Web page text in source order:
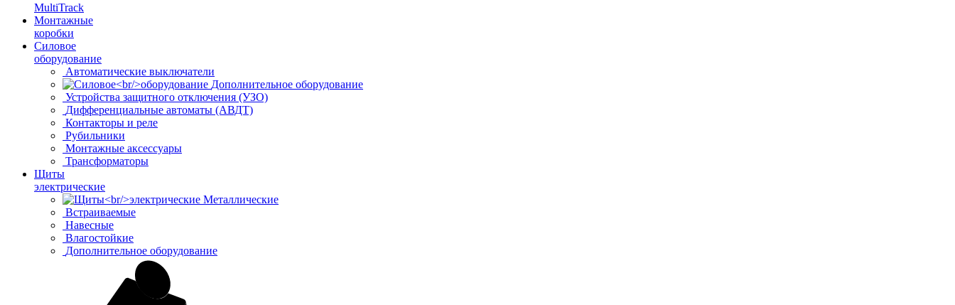
MultiTrack
Монтажные
коробки
Силовое
оборудование
Автоматические выключатели
Дополнительное оборудование
Устройства защитного отключения (УЗО)
Дифференциальные автоматы (АВДТ)
Контакторы и реле
Рубильники
Монтажные аксессуары
Трансформаторы
Щиты
электрические
Металлические
Встраиваемые
Навесные
Влагостойкие
Дополнительное оборудование